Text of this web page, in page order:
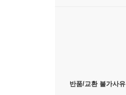
반품/교환 불가사유